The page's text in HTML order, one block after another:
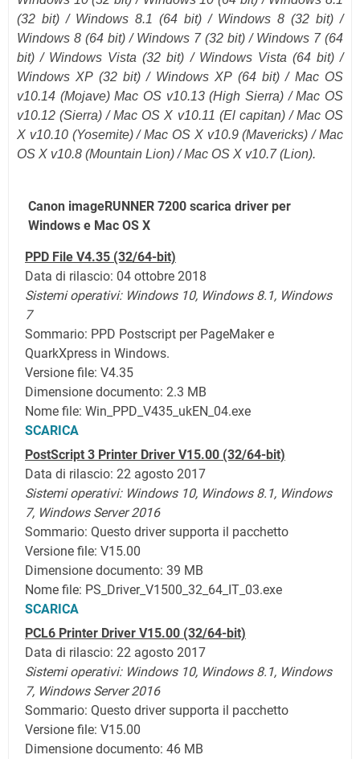
(32 bit) / Windows 8.1 (64 bit) / Windows 8 (32 bit) /
Windows 8 (64 bit) / Windows 7 (32 bit) / Windows 7 (64
bit) / Windows Vista (32 bit) / Windows Vista (64 bit) /
Windows XP (32 bit) / Windows XP (64 bit) / Mac OS
v10.14 (Mojave)Mac OS v10.13 (High Sierra) / Mac OS
v10.12(Sierra)/ Mac OS X v10.11 (El capitan)/ Mac OS
X v10.10 (Yosemite) / Mac OS X v10.9 (Mavericks) / Mac
OS X v10.8 (Mountain Lion) / Mac OS X v10.7 (Lion).
Canon imageRUNNER 7200 scarica driver per
Windows e Mac OS X
PPD File V4.35 (32/64-bit)
Data di rilascio: 04 ottobre 2018
Sistemi operativi: Windows 10, Windows 8.1, Windows
7
Sommario: PPD Postscript per PageMaker e
QuarkXpress in Windows.
Versione file: V4.35
Dimensione documento: 2.3 MB
Nome file: Win_PPD_V435_ukEN_04.exe
SCARICA
PostScript 3 Printer Driver V15.00 (32/64-bit)
Data di rilascio: 22 agosto 2017
Sistemi operativi: Windows 10, Windows 8.1, Windows
7, Windows Server 2016
Sommario: Questo driver supporta il pacchetto
Versione file: V15.00
Dimensione documento: 39 MB
Nome file: PS_Driver_V1500_32_64_IT_03.exe
SCARICA
PCL6 Printer Driver V15.00 (32/64-bit)
Data di rilascio: 22 agosto 2017
Sistemi operativi: Windows 10, Windows 8.1, Windows
7, Windows Server 2016
Sommario: Questo driver supporta il pacchetto
Versione file: V15.00
Dimensione documento: 46 MB